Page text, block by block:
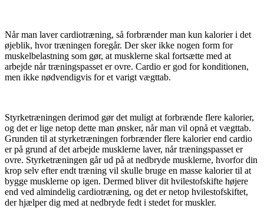
Når man laver cardiotræning, så forbrænder man kun kalorier i det
øjeblik, hvor træningen foregår. Der sker ikke nogen form for
muskelbelastning som gør, at musklerne skal fortsætte med at
arbejde når træningspasset er ovre. Cardio er god for konditionen,
men ikke nødvendigvis for et varigt vægttab.
Styrketræningen derimod gør det muligt at forbrænde flere kalorier,
og det er lige netop dette man ønsker, når man vil opnå et vægttab.
Grunden til at styrketræningen forbrænder flere kalorier end cardio
er på grund af det arbejde musklerne laver, når træningspasset er
ovre. Styrketræningen går ud på at nedbryde musklerne, hvorfor din
krop selv efter endt træning vil skulle bruge en masse kalorier til at
bygge musklerne op igen. Dermed bliver dit hvilestofskifte højere
end ved almindelig cardiotræning, og det er netop hvilestofskiftet,
der hjælper dig med at nedbryde fedt i stedet for muskler.